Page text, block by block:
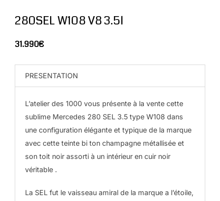
280SEL W108 V8 3.5l
31.990€
PRESENTATION
L’atelier des 1000 vous présente à la vente cette
sublime Mercedes 280 SEL 3.5 type W108 dans
une configuration élégante et typique de la marque
avec cette teinte bi ton champagne métallisée et
son toit noir assorti à un intérieur en cuir noir
véritable .
La SEL fut le vaisseau amiral de la marque a l’étoile,